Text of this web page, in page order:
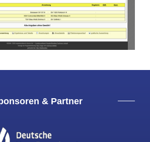
& Partner